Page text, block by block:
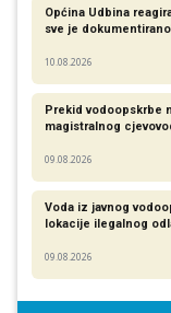
Općina Udbina
sve je
10.08.2026
Prekid vodoopskrbe
magistralnog
09.08.2026
Voda iz javnog
lokacije ilegalnog
09.08.2026